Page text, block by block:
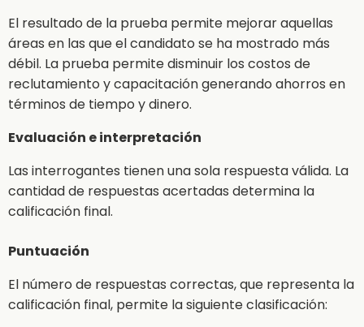
El resultado de la prueba permite mejorar aquellas
áreas en las que el candidato se ha mostrado más
débil. La prueba permite disminuir los costos de
reclutamiento y capacitación generando ahorros en
términos de tiempo y dinero.
Evaluación e interpretación
Las interrogantes tienen una sola respuesta válida. La
cantidad de respuestas acertadas determina la
calificación final.
Puntuación
El número de respuestas correctas, que representa la
calificación final, permite la siguiente clasificación: